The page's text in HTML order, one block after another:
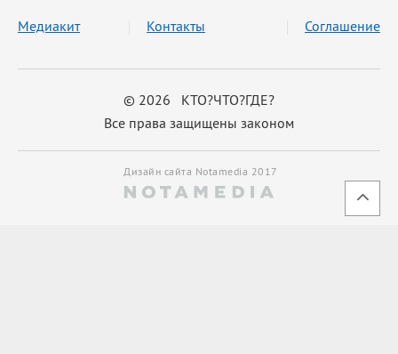
© 2026 КТО?ЧТО?ГДЕ?
Все права защищены законом
Медиакит Контакты Соглашение
Дизайн сайта Notamedia 2017